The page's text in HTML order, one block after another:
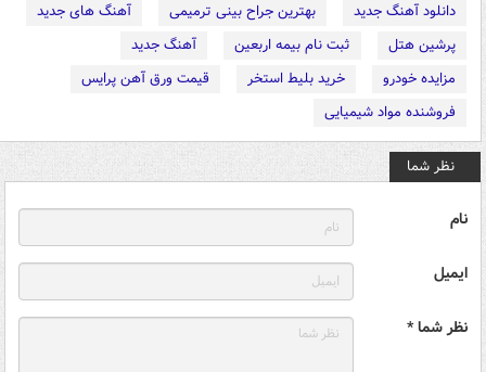
دانلود آهنگ جدید
بهترین جراح بینی ترمیمی
آهنگ های جدید
پرشین هتل
ثبت نام بیمه اربعین
آهنگ جدید
مزایده خودرو
خرید بلیط استخر
قیمت ورق آهن پرایس
فروشنده مواد شیمیایی
نظر شما
نام
ایمیل
نظر شما *